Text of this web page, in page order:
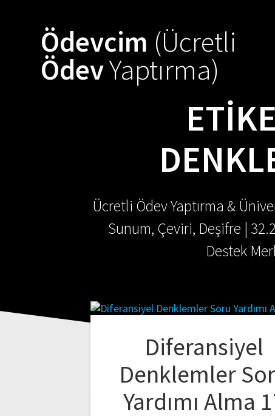
Ödevcim (Ücretli
ÖdevYaptırma)
Ücretli Ödev Yaptırma &
Sunum, Çeviri, Deşifre |
Destek
Diferansiyel
Denklemler
Yardımı Alma